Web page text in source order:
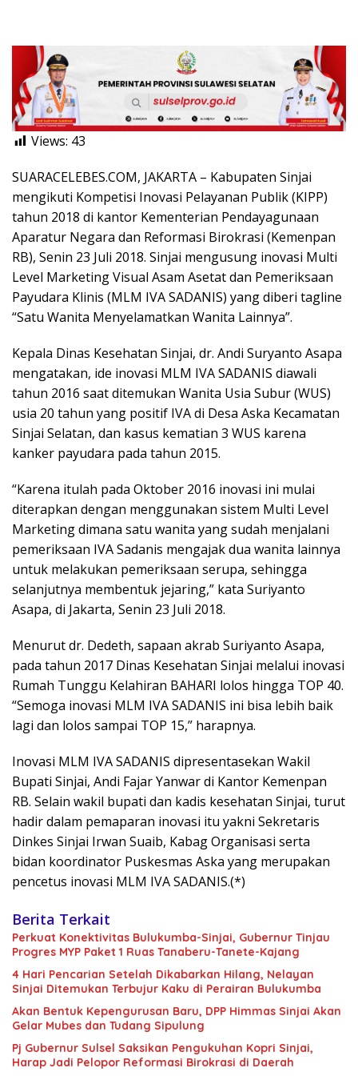
Views: 43
SUARACELEBES.COM, JAKARTA – Kabupaten Sinjai
mengikuti Kompetisi Inovasi Pelayanan Publik (KIPP)
tahun 2018 di kantor Kementerian Pendayagunaan
Aparatur Negara dan Reformasi Birokrasi (Kemenpan
RB), Senin 23 Juli 2018. Sinjai mengusung inovasi Multi
Level Marketing Visual Asam Asetat dan Pemeriksaan
Payudara Klinis (MLM IVA SADANIS) yang diberi tagline
“Satu Wanita Menyelamatkan Wanita Lainnya”.
Kepala Dinas Kesehatan Sinjai, dr. Andi Suryanto Asapa
mengatakan, ide inovasi MLM IVA SADANIS diawali
tahun 2016 saat ditemukan Wanita Usia Subur (WUS)
usia 20 tahun yang positif IVA di Desa Aska Kecamatan
Sinjai Selatan, dan kasus kematian 3 WUS karena
kanker payudara pada tahun 2015.
“Karena itulah pada Oktober 2016 inovasi ini mulai
diterapkan dengan menggunakan sistem Multi Level
Marketing dimana satu wanita yang sudah menjalani
pemeriksaan IVA Sadanis mengajak dua wanita lainnya
untuk melakukan pemeriksaan serupa, sehingga
selanjutnya membentuk jejaring,” kata Suriyanto
Asapa, di Jakarta, Senin 23 Juli 2018.
Menurut dr. Dedeth, sapaan akrab Suriyanto Asapa,
pada tahun 2017 Dinas Kesehatan Sinjai melalui inovasi
Rumah Tunggu Kelahiran BAHARI lolos hingga TOP 40.
“Semoga inovasi MLM IVA SADANIS ini bisa lebih baik
lagi dan lolos sampai TOP 15,” harapnya.
Inovasi MLM IVA SADANIS dipresentasekan Wakil
Bupati Sinjai, Andi Fajar Yanwar di Kantor Kemenpan
RB. Selain wakil bupati dan kadis kesehatan Sinjai, turut
hadir dalam pemaparan inovasi itu yakni Sekretaris
Dinkes Sinjai Irwan Suaib, Kabag Organisasi serta
bidan koordinator Puskesmas Aska yang merupakan
pencetus inovasi MLM IVA SADANIS.(*)
Berita Terkait
Perkuat Konektivitas Bulukumba-Sinjai, Gubernur Tinjau
Progres MYP Paket 1 Ruas Tanaberu-Tanete-Kajang
4 Hari Pencarian Setelah Dikabarkan Hilang, Nelayan
Sinjai Ditemukan Terbujur Kaku di Perairan Bulukumba
Akan Bentuk Kepengurusan Baru, DPP Himmas Sinjai Akan
Gelar Mubes dan Tudang Sipulung
Pj Gubernur Sulsel Saksikan Pengukuhan Kopri Sinjai,
Harap Jadi Pelopor Reformasi Birokrasi di Daerah